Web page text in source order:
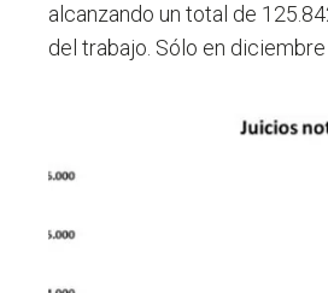
alcanzando un total de
del trabajo. Sólo en